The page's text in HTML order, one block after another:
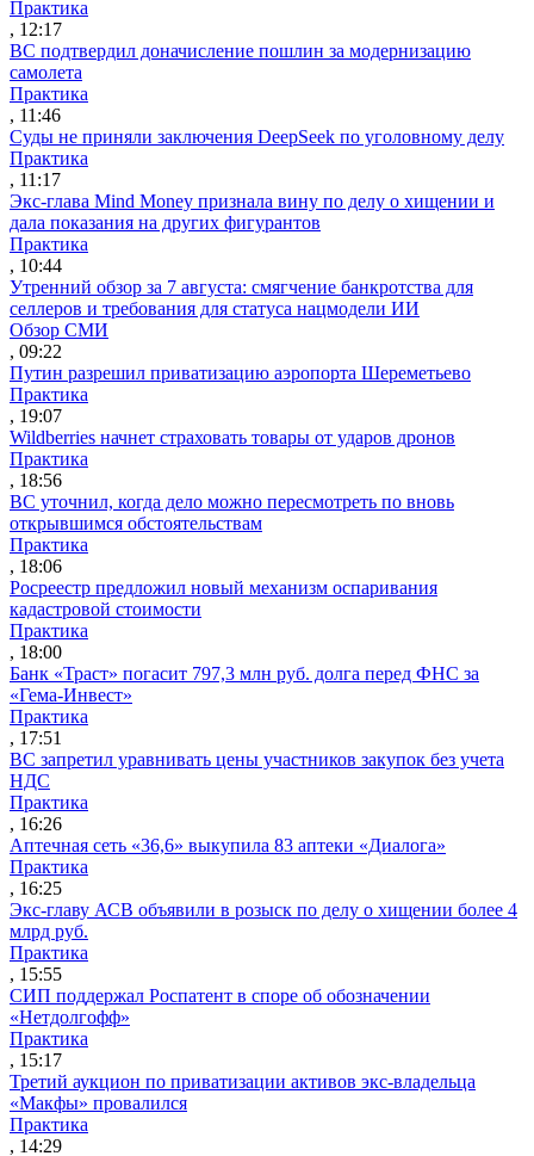
Практика
, 12:17
ВС подтвердил доначисление пошлин за модернизацию
самолета
Практика
, 11:46
Суды не приняли заключения DeepSeek по уголовному делу
Практика
, 11:17
Экс-глава Mind Money признала вину по делу о хищении и
дала показания на других фигурантов
Практика
, 10:44
Утренний обзор за 7 августа: смягчение банкротства для
селлеров и требования для статуса нацмодели ИИ
Обзор СМИ
, 09:22
Путин разрешил приватизацию аэропорта Шереметьево
Практика
, 19:07
Wildberries начнет страховать товары от ударов дронов
Практика
, 18:56
ВС уточнил, когда дело можно пересмотреть по вновь
открывшимся обстоятельствам
Практика
, 18:06
Росреестр предложил новый механизм оспаривания
кадастровой стоимости
Практика
, 18:00
Банк «Траст» погасит 797,3 млн руб. долга перед ФНС за
«Гема-Инвест»
Практика
, 17:51
ВС запретил уравнивать цены участников закупок без учета
НДС
Практика
, 16:26
Аптечная сеть «36,6» выкупила 83 аптеки «Диалога»
Практика
, 16:25
Экс-главу АСВ объявили в розыск по делу о хищении более 4
млрд руб.
Практика
, 15:55
СИП поддержал Роспатент в споре об обозначении
«Нетдолгофф»
Практика
, 15:17
Третий аукцион по приватизации активов экс-владельца
«Макфы» провалился
Практика
, 14:29